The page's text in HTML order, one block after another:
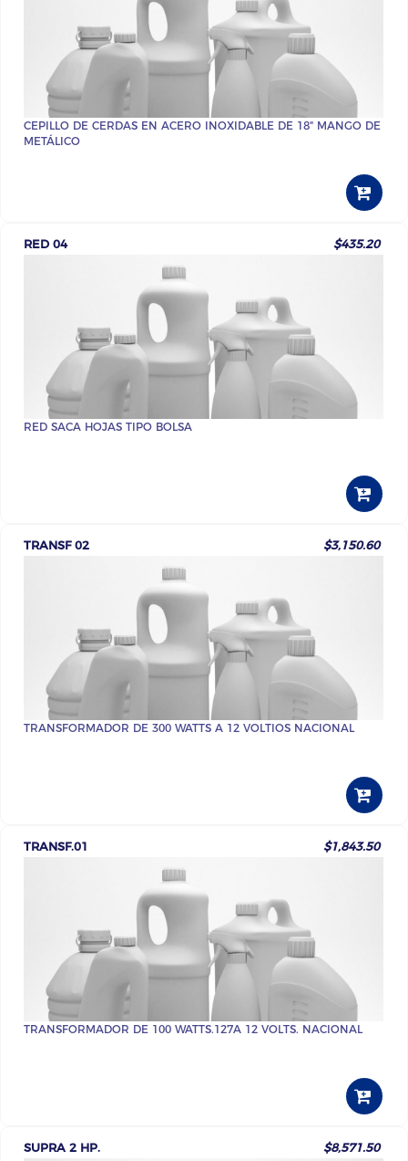
CEPILLO DE CERDAS EN ACERO INOXIDABLE DE 18" MANGO DE
METÁLICO
RED 04 $435.20
RED SACA HOJAS TIPO BOLSA
TRANSF 02 $3,150.60
TRANSFORMADOR DE 300 WATTS A 12 VOLTIOS NACIONAL
TRANSF.01 $1,843.50
TRANSFORMADOR DE 100 WATTS.127A 12 VOLTS. NACIONAL
SUPRA 2 HP. $8,571.50